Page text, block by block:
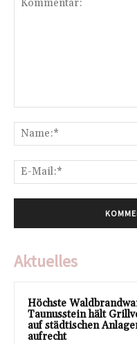
Aktuelles
Höchste
Taunusstein hält
auf städtischen
aufrecht